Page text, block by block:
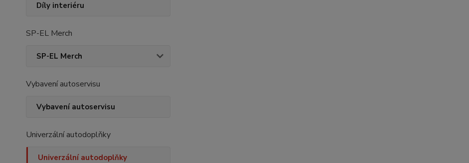
Díly interiéru
SP-EL Merch
SP-EL Merch
Vybavení autoservisu
Vybavení autoservisu
Univerzální autodoplňky
Univerzální autodoplňky